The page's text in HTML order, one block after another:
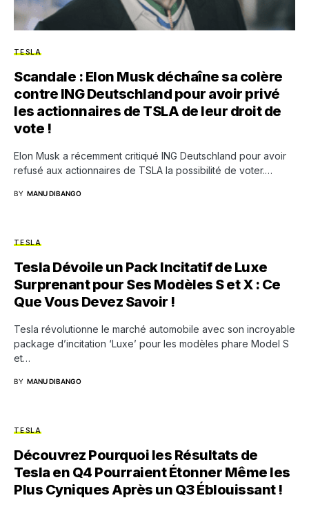
TESLA
Scandale : Elon Musk déchaîne sa colère
contre ING Deutschland pour avoir privé
les actionnaires de TSLA de leur droit de
vote !
Elon Musk a récemment critiqué ING Deutschland pour avoir
refusé aux actionnaires de TSLA la possibilité de voter.…
BY MANU DIBANGO
TESLA
Tesla Dévoile un Pack Incitatif de Luxe
Surprenant pour Ses Modèles S et X : Ce
Que Vous Devez Savoir !
Tesla révolutionne le marché automobile avec son incroyable
package d’incitation ‘Luxe’ pour les modèles phare Model S
et…
BY MANU DIBANGO
TESLA
Découvrez Pourquoi les Résultats de
Tesla en Q4 Pourraient Étonner Même les
Plus Cyniques Après un Q3 Éblouissant !